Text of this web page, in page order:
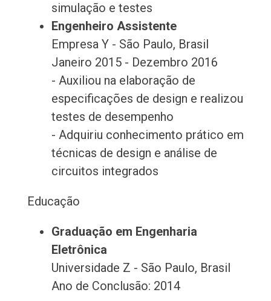
simulação e testes
Engenheiro Assistente
Empresa Y - São Paulo, Brasil
Janeiro 2015 - Dezembro 2016
- Auxiliou na elaboração de
especificações de design e realizou
testes de desempenho
- Adquiriu conhecimento prático em
técnicas de design e análise de
circuitos integrados
Educação
Graduação em Engenharia
Eletrônica
Universidade Z - São Paulo, Brasil
Ano de Conclusão: 2014